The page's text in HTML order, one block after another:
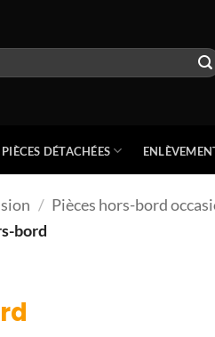
PIÈCES DÉTACHÉES
/ Pièces hors-bord
bord